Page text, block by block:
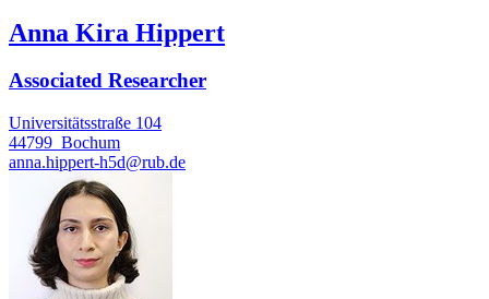
Anna Kira Hippert
Associated Researcher
Universitätsstraße 104
44799 Bochum
anna.hippert-h5d@rub.de